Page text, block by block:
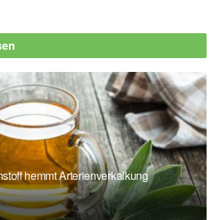
hemmt Arterienverkalkung